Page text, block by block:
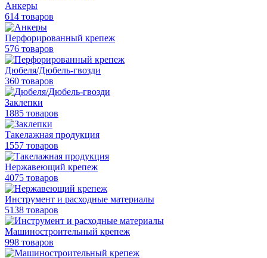
Анкеры
614 товаров
Перфорированный крепеж
576 товаров
Дюбеля/Дюбель-гвозди
360 товаров
Заклепки
1885 товаров
Такелажная продукция
1557 товаров
Нержавеющий крепеж
4075 товаров
Инструмент и расходные материалы
5138 товаров
Машиностроительный крепеж
998 товаров